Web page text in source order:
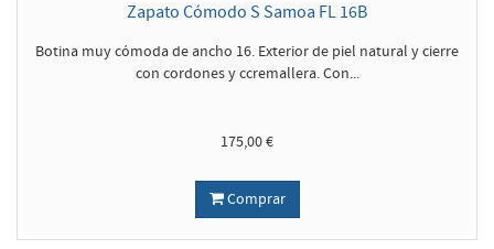
Zapato Cómodo S Samoa FL 16B
Botina muy cómoda de ancho 16. Exterior de piel natural y cierre
con cordones y ccremallera. Con...
175,00 €
Comprar